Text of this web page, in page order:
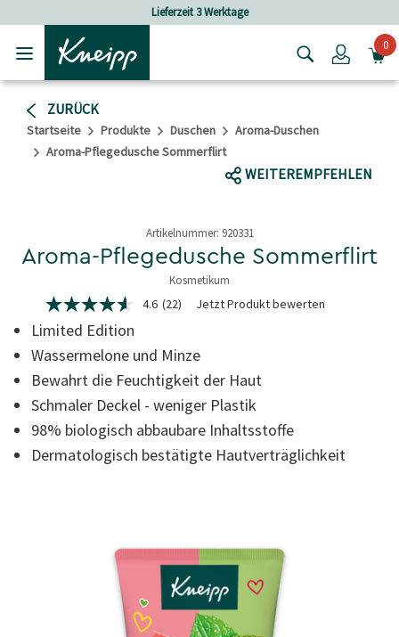
Login0
ZURÜCK
Startseite Produkte Duschen
Aroma-Duschen
Aroma-Pflegedusche Sommerflirt
WEITEREMPFEHLEN
Artikelnummer: 920331
Aroma-Pflegedusche Sommerflirt
Kosmetikum
3,7 von 5 Sternen
4.6
von
5
Sternen,
der
Bewertung.
Read
22
Reviews.
Link
4.6 (22) Jetzt Produkt bewerten
Limited Edition
Wassermelone und Minze
Bewahrt die Feuchtigkeit der Haut
Schmaler Deckel - weniger Plastik
98% biologisch abbaubare Inhaltsstoffe
Dermatologisch bestätigte Hautverträglichkeit